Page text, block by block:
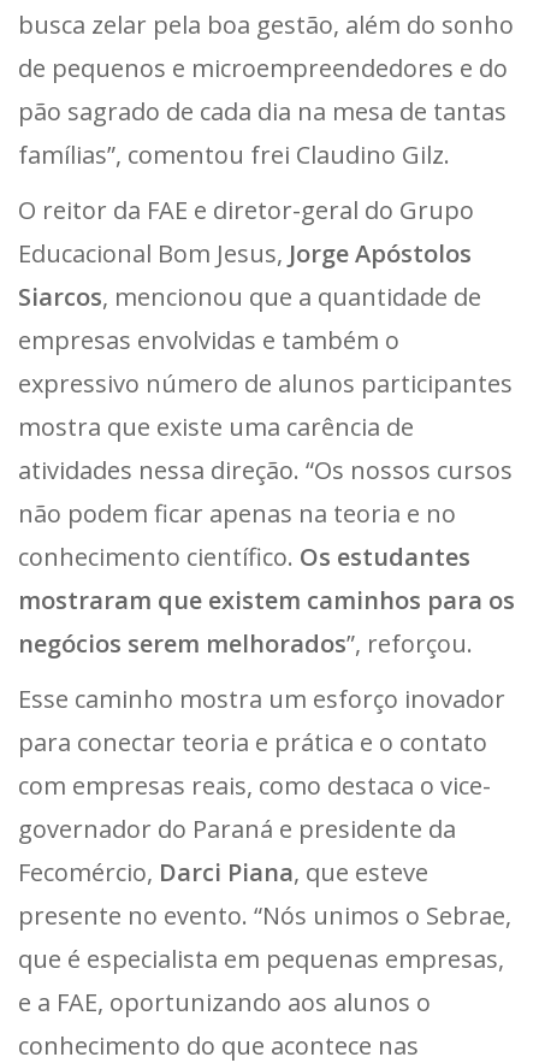
busca zelar pela boa gestão, além do sonho
de pequenos e microempreendedores e do
pão sagrado de cada dia na mesa de tantas
famílias”, comentou frei Claudino Gilz.
O reitor da FAE e diretor-geral do Grupo
Educacional Bom Jesus, Jorge Apóstolos
Siarcos, mencionou que a quantidade de
empresas envolvidas e também o
expressivo número de alunos participantes
mostra que existe uma carência de
atividades nessa direção. “Os nossos cursos
não podem ficar apenas na teoria e no
conhecimento científico. Os estudantes
mostraram que existem caminhos para os
negócios serem melhorados”, reforçou.
Esse caminho mostra um esforço inovador
para conectar teoria e prática e o contato
com empresas reais, como destaca o vice-
governador do Paraná e presidente da
Fecomércio, Darci Piana, que esteve
presente no evento. “Nós unimos o Sebrae,
que é especialista em pequenas empresas,
e a FAE, oportunizando aos alunos o
conhecimento do que acontece nas